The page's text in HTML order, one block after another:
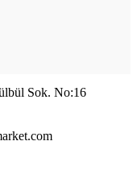
Sok. No:16